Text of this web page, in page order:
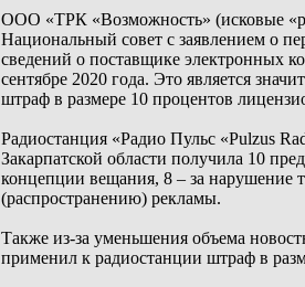
ООО «ТРК «Возможность» (исковые
Национальный совет с заявлением о
сведений о поставщике электронных
сентябре 2020 года. Это является
штраф в размере 10 процентов
Радиостанция «Радио Пульс «Pulzus
Закарпатской области получила 10
концепции вещания, 8 – за нарушение
(распространению) рекламы.
Также из-за уменьшения объема
применил к радиостанции штраф в